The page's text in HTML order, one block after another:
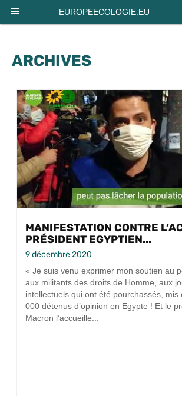
EUROPEECOLOGIE.EU
ARCHIVES
MANIFESTATION CONTRE
PRÉSIDENT EGYPTIEN...
9 décembre 2020
« Je suis venu exprimer mon soutien au
aux militants des droits de Homme, aux
intellectuels qui ont été pourchassés, mis
000 détenus d’opinion en Egypte ! Et le
Macron l’accueille...